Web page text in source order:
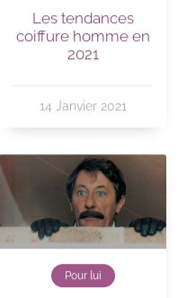
Les tendances
coiffure homme en
2021
14 Janvier 2021
Pour lui